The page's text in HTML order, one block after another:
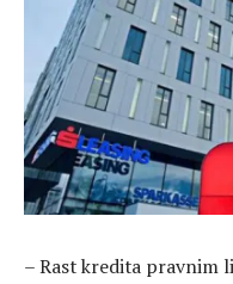
– Rast kredita pravnim